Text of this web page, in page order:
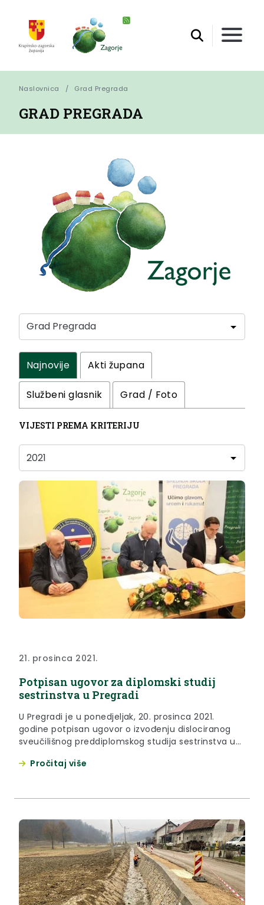
Naslovnica Grad Pregrada
GRAD PREGRADA
Najnovije Akti župana
Službeni glasnik Grad / Foto
VIJESTI PREMA KRITERIJU
21. prosinca 2021.
Potpisan ugovor za diplomski studij
sestrinstva u Pregradi
U Pregradi je u ponedjeljak, 20. prosinca 2021.
godine potpisan ugovor o izvođenju dislociranog
sveučilišnog preddiplomskog studija sestrinstva u
Pročitaj više